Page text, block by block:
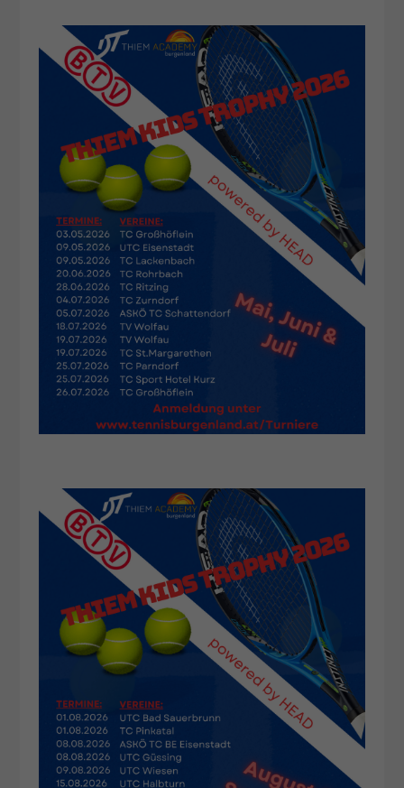
Zweck
Dieser Wert speichert Ihre Consent-
Einstellungen. Unter anderem eine
zufällig generierte ID, für die
historische Speicherung Ihrer
vorgenommen Einstellungen, falls der
Webseiten-Betreiber dies eingestellt
hat.